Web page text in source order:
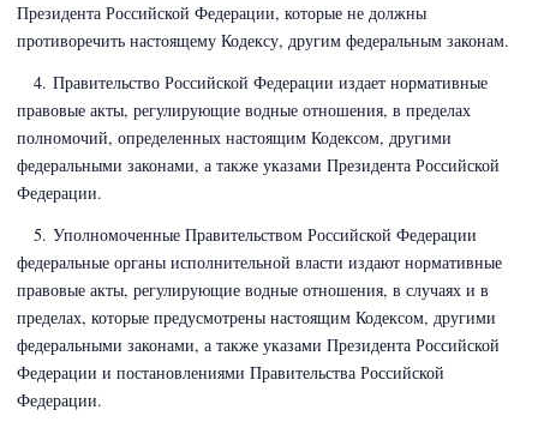
Президента Российской Федерации, которые не должны
противоречить настоящему Кодексу, другим федеральным законам.
4. Правительство Российской Федерации издает нормативные
правовые акты, регулирующие водные отношения, в пределах
полномочий, определенных настоящим Кодексом, другими
федеральными законами, а также указами Президента Российской
Федерации.
5. Уполномоченные Правительством Российской Федерации
федеральные органы исполнительной власти издают нормативные
правовые акты, регулирующие водные отношения, в случаях и в
пределах, которые предусмотрены настоящим Кодексом, другими
федеральными законами, а также указами Президента Российской
Федерации и постановлениями Правительства Российской
Федерации.